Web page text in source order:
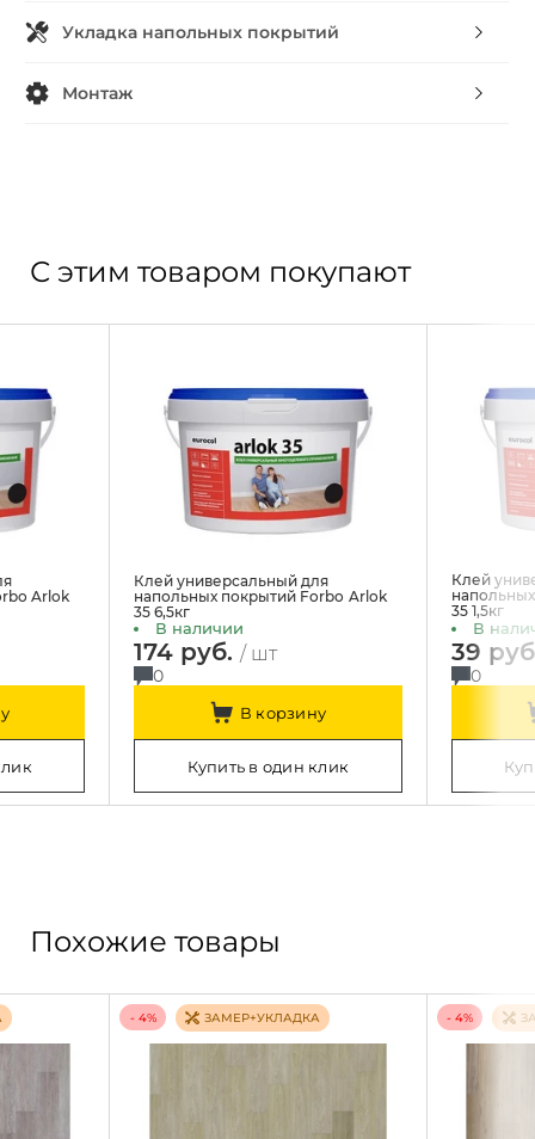
Укладка напольных покрытий
Монтаж
С этим товаром покупают
Arlok
Клей универсальный для
напольных покрытий Forbo Arlok
35 6,5кг
В наличии
174 руб./ шт
0
В корзину
Купить в один клик
Клей
35 1,5кг
В
39
0
Похожие товары
- 4% ЗАМЕР+УКЛАДКА - 4%